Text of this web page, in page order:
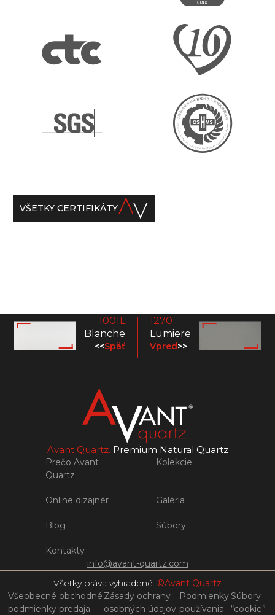
VŠETKY CERTIFIKÁTY
1001L
Blanche
<<Späť
1270
Lumiere
Vpred>>
Avant Quartz. Premium Natural Quartz
Prečo Avant
Quartz
Kolekcie
Online dizajnér Galéria
Blog Súbory
Kontakty
info@avant-quartz.com
Všetky práva vyhradené. ©Avant Quartz
Všeobecné obchodné
podmienky predaja
Zásady ochrany
osobných údajov
Podmienky
používania
Súbory
“cookie”